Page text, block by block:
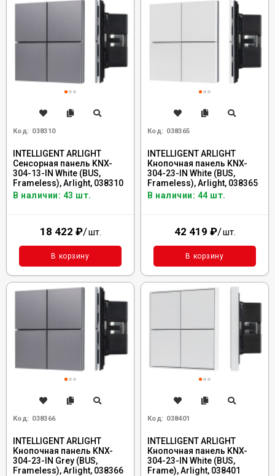
Код: 038310
INTELLIGENT ARLIGHT
Сенсорная панель KNX-
304-13-IN White (BUS,
Frameless), Arlight, 038310
В наличии: 43 шт.
18 422 ₽/шт.
В корзину
Код: 038365
INTELLIGENT ARLIGHT
Кнопочная панель KNX-
304-23-IN White (BUS,
Frameless), Arlight, 038365
В наличии: 44 шт.
42 419 ₽/шт.
В корзину
Код: 038366
INTELLIGENT ARLIGHT
Кнопочная панель KNX-
304-23-IN Grey (BUS,
Frameless), Arlight, 038366
Код: 038401
INTELLIGENT ARLIGHT
Кнопочная панель KNX-
304-23-IN White (BUS,
Frame), Arlight, 038401